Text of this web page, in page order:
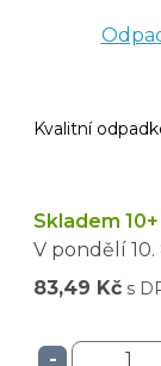
Kvalitní
Skladem
V pondělí 10.
83,49 Kč s
-